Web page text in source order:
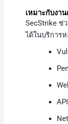
เหมาะกับงา
SecStrike ช่
ได้ในบริการ